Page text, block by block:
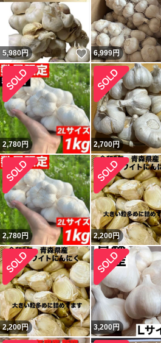
5,980円 いいね！
6,999円
2,780円 2,700円
2,780円 2,200円
2,200円 3,200円